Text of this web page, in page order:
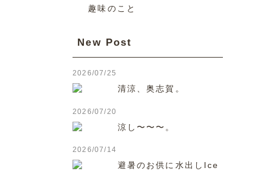
趣味のこと
New Post
2026/07/25
清涼、奥志賀。
2026/07/20
涼し〜〜〜。
2026/07/14
避暑のお供に水出しIce